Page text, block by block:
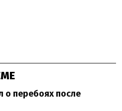
о перебоях после